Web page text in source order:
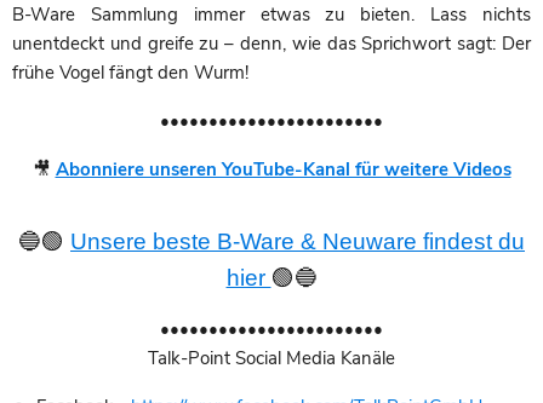
B-Ware Sammlung immer etwas zu bieten. Lass nichts
unentdeckt und greife zu – denn, wie das Sprichwort sagt: Der
frühe Vogel fängt den Wurm!
•••••••••••••••••••••••
🎥 Abonniere unseren YouTube-Kanal für weitere Videos
🔵🟢 Unsere beste B-Ware & Neuware findest du
hier 🟢🔵
•••••••••••••••••••••••
Talk-Point Social Media Kanäle